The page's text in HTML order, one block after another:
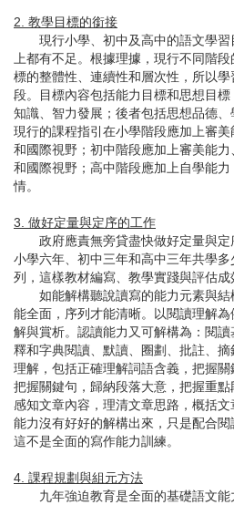
2. 教學目標的銜接
現行小學、初中及高中的語文學習
上都有不足。根據理據，現行不同階
標的整體性、連續性和層次性，所以
段。目標內容包括能力目標和思想目
知識、智力發展；後者包括思想品德、
現行的課程指引在小學階段應加上審
和國際視野；初中階段應加上審美能
和國際視野；高中階段應加上自學能
情。
3. 做好定量與定序的工作
政府應責無旁貸盡快做好定量與定
小學六年、初中三年和高中三年共學
列，這樣教材編寫、教學實踐與評估成
如能解構聽說讀寫的能力元素與結
能全面，序列才能清晰。以閱讀理解
解與賞析。認讀能力又可解構為：閱
釋和字典閱讀、默讀、圈劃、批註、
理解，包括正確理解詞語含義，把握關
把握關鍵句，歸納段落大意，把握重
感知文章內容，理清文章思路，概括
能力沒有好好的解構出來，只是配合閱
這不是全面的寫作能力訓練。
4. 課程規劃與組元方法
九年強迫教育是全面的基礎語文能